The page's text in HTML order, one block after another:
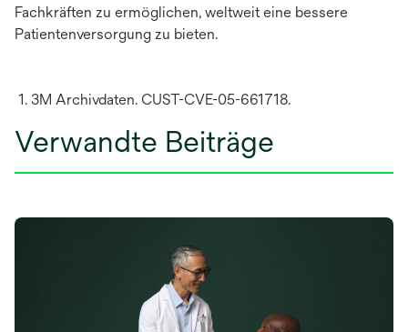
Fachkräften zu ermöglichen, weltweit eine bessere
Patientenversorgung zu bieten.
1. 3M Archivdaten. CUST-CVE-05-661718.
Verwandte Beiträge